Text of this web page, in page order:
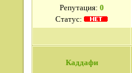
Репутация: 0
Статус:
Каддафи